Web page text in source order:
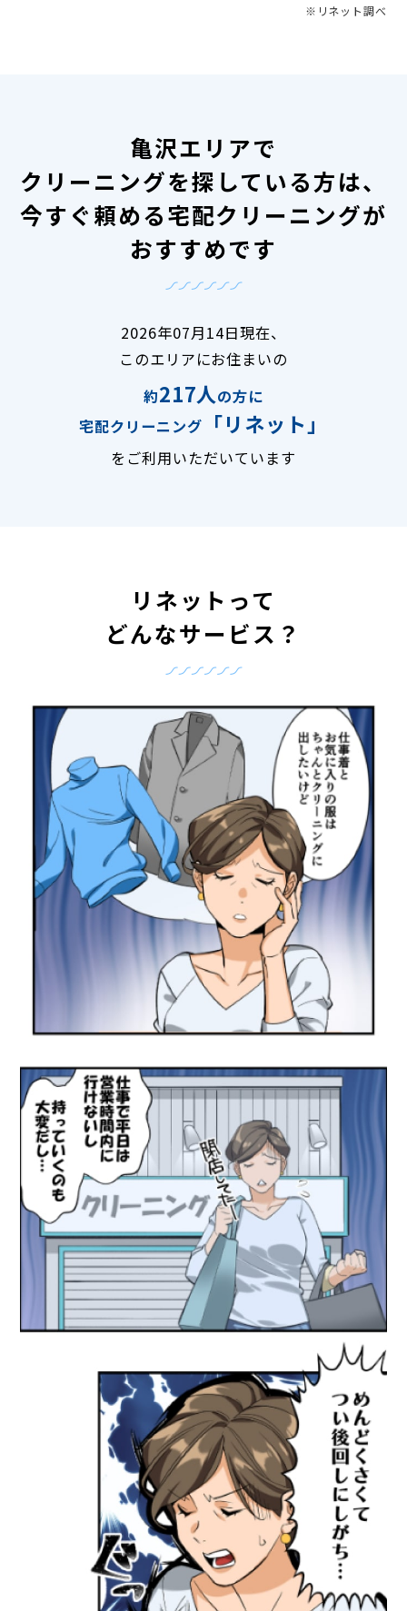
※リネット調べ
亀沢エリアで
クリーニングを探している方は、
今すぐ頼める宅配クリーニングが
おすすめです
2026年07月14日現在、
このエリアにお住まいの
約217人の方に
宅配クリーニング
「リネット」
をご利用いただいています
リネットって
どんなサービス？